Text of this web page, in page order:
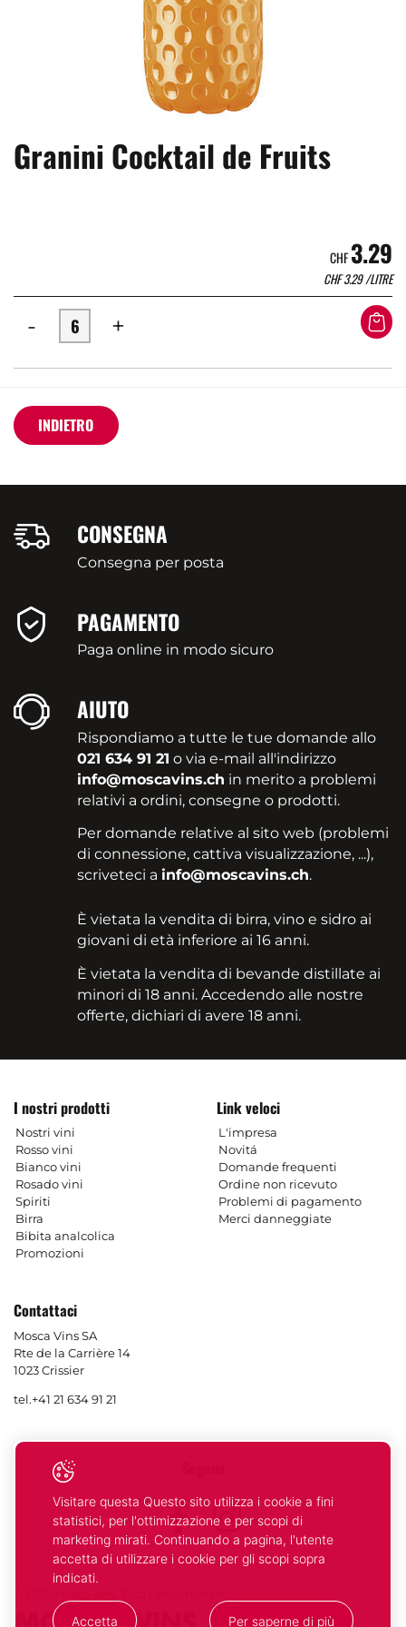
Granini Cocktail de Fruits
CHF3.29
CHF3.29/LITRE
- +
INDIETRO
CONSEGNA
Consegna per posta
PAGAMENTO
Paga online in modo sicuro
AIUTO
Rispondiamo a tutte le tue domande allo
021 634 91 21 o via e-mail all'indirizzo
info@moscavins.ch in merito a problemi
relativi a ordini, consegne o prodotti.
Per domande relative al sito web (problemi
di connessione, cattiva visualizzazione, ...),
scriveteci a info@moscavins.ch.
È vietata la vendita di birra, vino e sidro ai
giovani di età inferiore ai 16 anni.
È vietata la vendita di bevande distillate ai
minori di 18 anni. Accedendo alle nostre
offerte, dichiari di avere 18 anni.
I nostri prodotti
Nostri vini
Rosso vini
Bianco vini
Rosado vini
Spiriti
Birra
Bibita analcolica
Promozioni
Link veloci
L'impresa
Novitá
Domande frequenti
Ordine non ricevuto
Problemi di pagamento
Merci danneggiate
Contattaci
Mosca Vins SA
Rte de la Carrière 14
1023 Crissier
tel.+41 21 634 91 21
Facebook
Instagram
Visitare questa Questo sito utilizza i cookie a fini
statistici, per l'ottimizzazione e per scopi di
marketing mirati. Continuando a pagina, l'utente
accetta di utilizzare i cookie per gli scopi sopra
indicati.
Accetta Per saperne di più